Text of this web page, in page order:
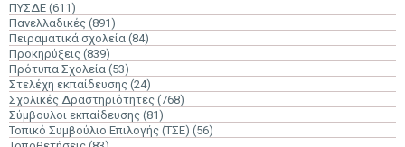
ΠΥΣΔΕ (611)
Πανελλαδικές (891)
Πειραματικά σχολεία (84)
Προκηρύξεις (839)
Πρότυπα Σχολεία (53)
Στελέχη εκπαίδευσης (24)
Σχολικές Δραστηριότητες (768)
Σύμβουλοι εκπαίδευσης (81)
Τοπικό Συμβούλιο Επιλογής (ΤΣΕ) (56)